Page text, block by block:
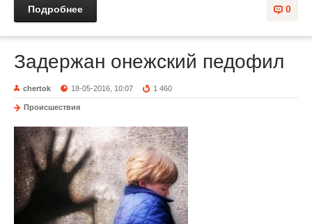
0
Подробнее
Задержан онежский педофил
chertok 18-05-2016, 10:07 1 460
Происшествия